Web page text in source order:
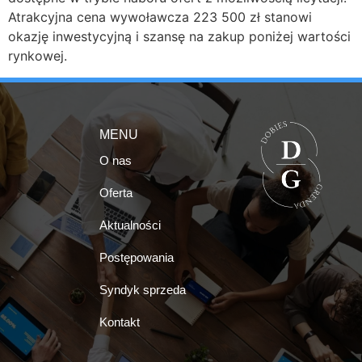
Atrakcyjna cena wywoławcza 223 500 zł stanowi
okazję inwestycyjną i szansę na zakup poniżej wartości
rynkowej.
MENU
O nas
Oferta
Aktualności
Postępowania
Syndyk sprzeda
Kontakt